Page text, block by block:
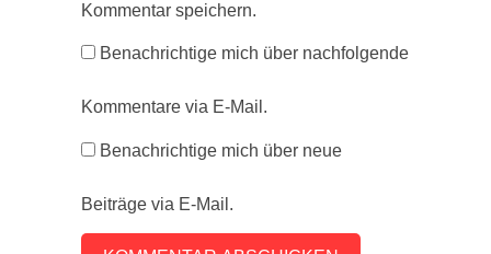
Kommentar speichern.
Benachrichtige mich über nachfolgende
Kommentare via E-Mail.
Benachrichtige mich über neue
Beiträge via E-Mail.